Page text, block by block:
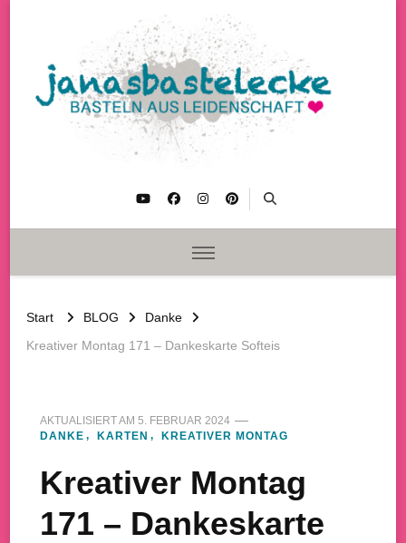
Start BLOG
Danke
Kreativer Montag 171 – Dankeskarte Softeis
AKTUALISIERT AM 5. FEBRUAR 2024
DANKE
KARTEN KREATIVER MONTAG
Kreativer Montag
171 – Dankeskarte